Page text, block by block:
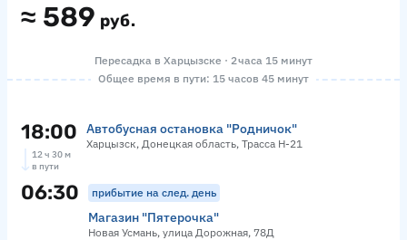
≈ 589 руб.
Пересадка в Харцызске · 2 часа 15 минут
Общее время в пути: 15 часов 45 минут
18:00 Автобусная остановка "Родничок"
Харцызск, Донецкая область, Трасса Н-21
12 ч 30 м
в пути
06:30 прибытие на след. день
Магазин "Пятерочка"
Новая Усмань, улица Дорожная, 78Д